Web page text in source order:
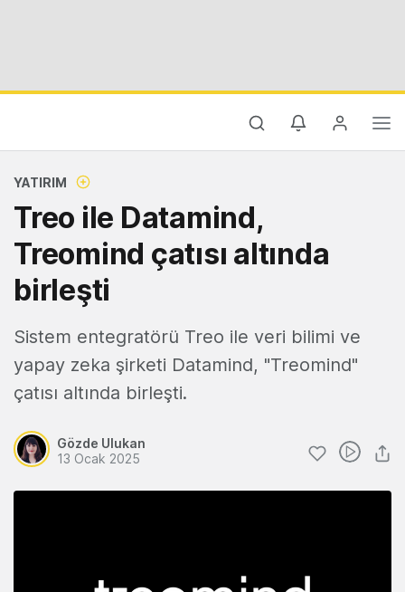
YATIRIM
Treo ile Datamind,
Treomind çatısı altında
birleşti
Sistem entegratörü Treo ile veri bilimi ve
yapay zeka şirketi Datamind, "Treomind"
çatısı altında birleşti.
Gözde Ulukan
13 Ocak 2025